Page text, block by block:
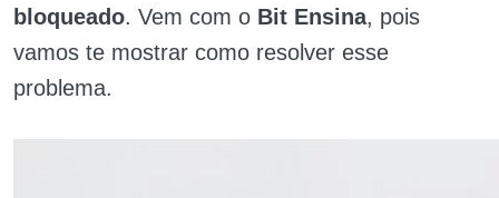
bloqueado. Vem com o Bit Ensina, pois
vamos te mostrar como resolver esse
problema.